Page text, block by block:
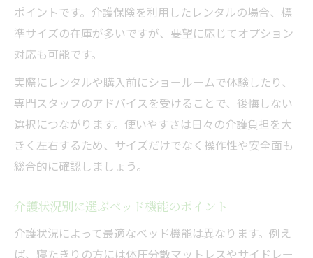
ポイントです。介護保険を利用したレンタルの場合、標
準サイズの在庫が多いですが、要望に応じてオプション
対応も可能です。
実際にレンタルや購入前にショールームで体験したり、
専門スタッフのアドバイスを受けることで、後悔しない
選択につながります。使いやすさは日々の介護負担を大
きく左右するため、サイズだけでなく操作性や安全面も
総合的に確認しましょう。
介護状況別に選ぶベッド機能のポイント
介護状況によって最適なベッド機能は異なります。例え
ば、寝たきりの方には体圧分散マットレスやサイドレー